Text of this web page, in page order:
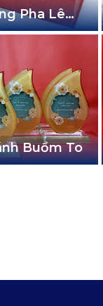
Pha Lê
Buồm To